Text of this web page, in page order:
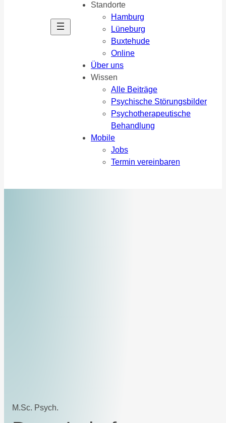
Standorte
Hamburg
Lüneburg
Buxtehude
Online
Über uns
Wissen
Alle Beiträge
Psychische Störungsbilder
Psychotherapeutische
Behandlung
Mobile
Jobs
Termin vereinbaren
M.Sc. Psych.